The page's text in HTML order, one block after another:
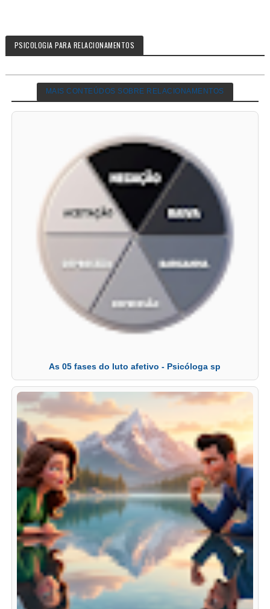
PSICOLOGIA PARA RELACIONAMENTOS
MAIS CONTEÚDOS SOBRE RELACIONAMENTOS
As 05 fases do luto afetivo - Psicóloga sp